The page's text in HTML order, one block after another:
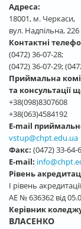
Адреса:
18001, м. Черкаси,
вул. Надпільна, 226
Контактні
(0472) 36-07-28;
(0472) 36-07-29;
Приймальна
та консультації
+38(098)8307608
+38(063)4584192
E-mail
vstup@chpt.edu.ua
Факс: (0472) 33-64-
E-mail:
Рівень
І рівень
АЕ № 636362 від
Керівник
ВЛАСЕНКО